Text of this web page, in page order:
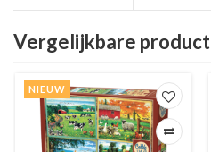
Vergelijkbare
NIEUW